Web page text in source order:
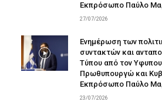
Εκπρόσωπο Παύλο
27/07/2026
Ενημέρωση των
συντακτών και
Τύπου από τον
Πρωθυπουργώ και
Εκπρόσωπο Παύλο
23/07/2026